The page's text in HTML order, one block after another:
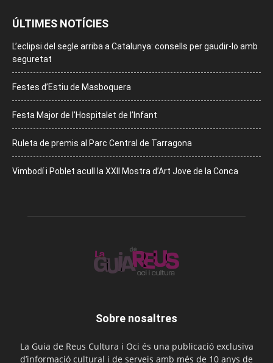
ÚLTIMES NOTÍCIES
L’eclipsi del segle arriba a Catalunya: consells per gaudir-lo amb
seguretat
Festes d’Estiu de Masboquera
Festa Major de l’Hospitalet de l’Infant
Ruleta de premis al Parc Central de Tarragona
Vimbodí i Poblet acull la XXII Mostra d’Art Jove de la Conca
Sobre nosaltres
La Guia de Reus Cultura i Oci és una publicació exclusiva
d’informació cultural i de serveis amb més de 10 anys de